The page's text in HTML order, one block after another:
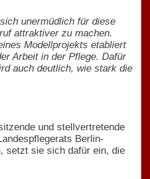
unermüdlich für diese
attraktiver zu machen.
Modellprojekts etabliert
Arbeit in der Pflege. Dafür
auch deutlich, wie stark die
und stellvertretende
Berlin-
setzt sie sich dafür ein, die